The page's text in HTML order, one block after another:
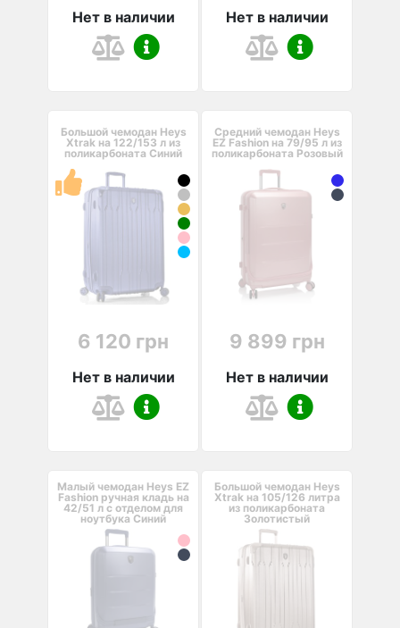
Нет в наличии Нет в наличии
Большой чемодан Heys
Xtrak на 122/153 л из
поликарбоната Синий
6 120 грн
Нет в наличии
Средний чемодан Heys
EZ Fashion на 79/95 л из
поликарбоната Розовый
9 899 грн
Нет в наличии
Малый чемодан Heys EZ
Fashion ручная кладь на
42/51 л с отделом для
ноутбука Синий
Большой чемодан Heys
Xtrak на 105/126 литра
из поликарбоната
Золотистый